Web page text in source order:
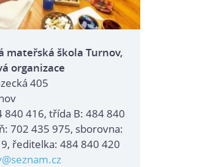
mateřská škola Turnov,
organizace
405
840 416, třída B: 484 840
702 435 975, sborovna:
ředitelka: 484 840 420